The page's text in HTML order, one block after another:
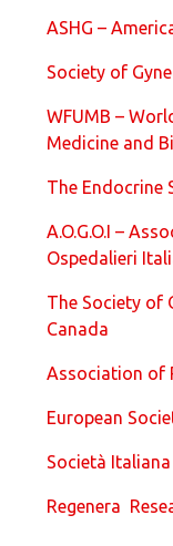
ASHG –
Society of
WFUMB –
Medicine and
The Endocrine
A.O.G.O.I –
Ospedalieri
The Society of
Canada
Association of
European
Società
Regenera